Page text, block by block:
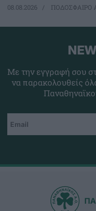
08.08.2026 ΠΟΔΟΣΦΑΙΡΟ
Με την εγγραφή σου
να παρακολουθείς